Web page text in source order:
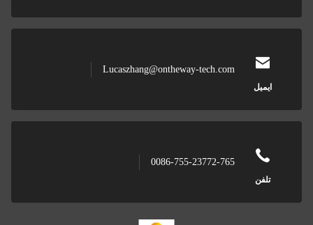
ایمیل
Lucaszhang@ontheway-tech.com
تلفن
0086-755-23772-765